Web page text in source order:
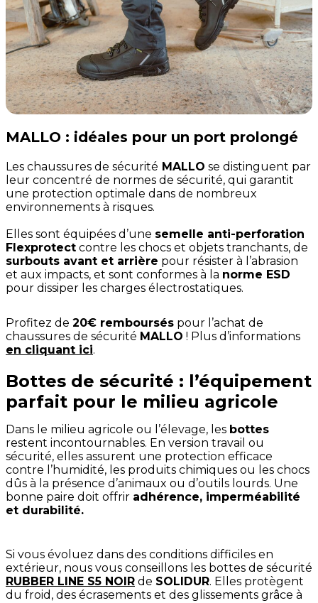
MALLO : idéales pour un port prolongé
Les chaussures de sécurité MALLO se distinguent par
leur concentré de normes de sécurité, qui garantit
une protection optimale dans de nombreux
environnements à risques.
Elles sont équipées d’une semelle anti-perforation
Flexprotect contre les chocs et objets tranchants, de
surbouts avant et arrière pour résister à l’abrasion
et aux impacts, et sont conformes à la norme ESD
pour dissiper les charges électrostatiques.
Profitez de 20€ remboursés pour l’achat de
chaussures de sécurité MALLO ! Plus d’informations
en cliquant ici.
Bottes de sécurité : l’équipement
parfait pour le milieu agricole
Dans le milieu agricole ou l’élevage, les bottes
restent incontournables. En version travail ou
sécurité, elles assurent une protection efficace
contre l’humidité, les produits chimiques ou les chocs
dûs à la présence d’animaux ou d’outils lourds. Une
bonne paire doit offrir adhérence, imperméabilité
et durabilité.
Si vous évoluez dans des conditions difficiles en
extérieur, nous vous conseillons les bottes de sécurité
RUBBER LINE S5 NOIR de SOLIDUR. Elles protègent
du froid, des écrasements et des glissements grâce à